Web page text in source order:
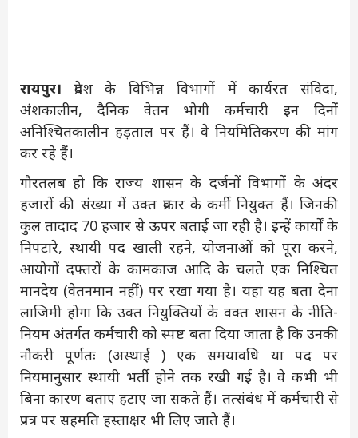
रायपुर। प्रदेश के विभिन्न विभागों में कार्यरत संविदा,
अंशकालीन, दैनिक वेतन भोगी कर्मचारी इन दिनों
अनिश्चितकालीन हड़ताल पर हैं। वे नियमितिकरण की मांग
कर रहे हैं।
गौरतलब हो कि राज्य शासन के दर्जनों विभागों के अंदर
हजारों की संख्या में उक्त प्रकार के कर्मी नियुक्त हैं। जिनकी
कुल तादाद 70 हजार से ऊपर बताई जा रही है। इन्हें कार्यों के
निपटारे, स्थायी पद खाली रहने, योजनाओं को पूरा करने,
आयोगों दफ्तरों के कामकाज आदि के चलते एक निश्चित
मानदेय (वेतनमान नहीं) पर रखा गया है। यहां यह बता देना
लाजिमी होगा कि उक्त नियुक्तियों के वक्त शासन के नीति-
नियम अंतर्गत कर्मचारी को स्पष्ट बता दिया जाता है कि उनकी
नौकरी पूर्णतः (अस्थाई ) एक समयावधि या पद पर
नियमानुसार स्थायी भर्ती होने तक रखी गई है। वे कभी भी
बिना कारण बताए हटाए जा सकते हैं। तत्संबंध में कर्मचारी से
प्रपत्र पर सहमति हस्ताक्षर भी लिए जाते हैं।